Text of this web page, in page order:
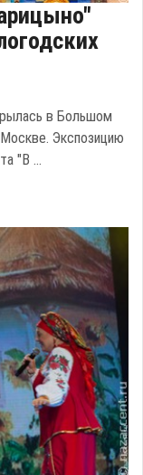
в Большом
Экспозицию
"В ...